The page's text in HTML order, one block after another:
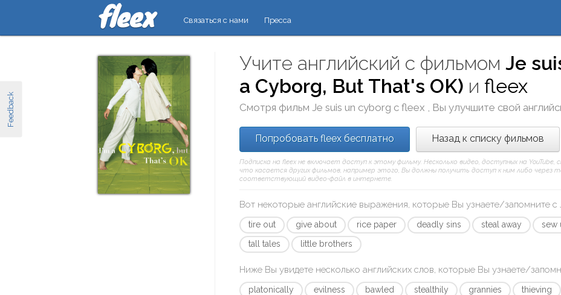
Feedback
Связаться с нами Пресса
Учите английский с фильмомJe
a Cyborg, But That's OK) иfleex
Смотря фильмJe suis un cyborg сfleex , Вы улучшите свой
Попробовать fleex бесплатно Назад к списку фильмов
Подписка на fleex не включает доступ к этому фильму. Несколько видео, доступных на
что касается других фильмов, например этого, Вы должны получить доступ к ним либо через
соответствующий видео-файл в интернете.
Вот некоторые английские выражения, которые Вы узнаете/запомните с
tire out give about rice paper deadly sins steal away sew
tall tales
little brothers
Ниже Вы увидете несколько английских слов, которые Вы узнаете/
platonically evilness bawled stealthily grannies thieving